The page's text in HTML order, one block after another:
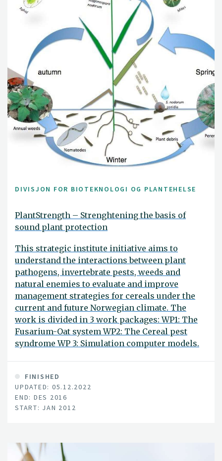
DIVISJON FOR BIOTEKNOLOGI OG PLANTEHELSE
PlantStrength – Strenghtening the basis of
sound plant protection
This strategic institute initiative aims to
understand the interactions between plant
pathogens, invertebrate pests, weeds and
natural enemies to evaluate and improve
management strategies for cereals under the
current and future Norwegian climate. The
work is divided in 3 work packages: WP1: The
Fusarium-Oat system WP2: The Cereal pest
syndrome WP 3: Simulation computer models.
FINISHED
UPDATED: 05.12.2022
END: DES 2016
START: JAN 2012